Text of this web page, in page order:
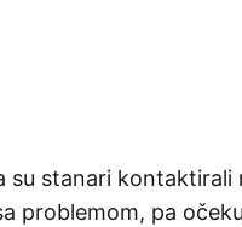
su stanari
problemom, pa